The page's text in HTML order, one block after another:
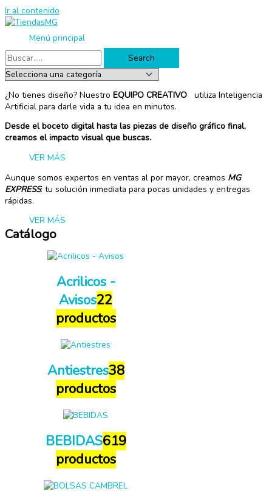
Ir al contenido
Menú principal
Search
¿No tienes diseño? Nuestro EQUIPO CREATIVO
utiliza Inteligencia
Artificial para darle vida a tu idea en minutos.
Desde el boceto digital hasta las piezas de diseño gráfico final,
creamos el impacto visual que buscas.
VER MÁS
Aunque somos expertos en ventas al por mayor, creamos MG
EXPRESS: tu solución inmediata para pocas unidades y entregas
rápidas.
VER MÁS
Catálogo
Acrilicos -
Avisos22
productos
Antiestres38
productos
BEBIDAS619
productos